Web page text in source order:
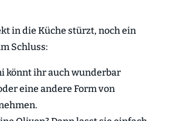
in die Küche stürzt, noch ein
Schluss:
könnt ihr auch wunderbar
eine andere Form von